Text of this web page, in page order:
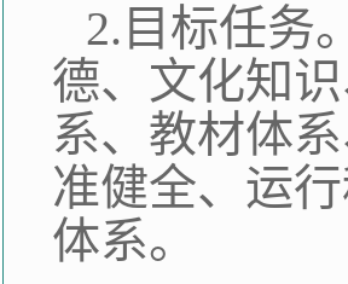
2.目标任务
德、文化知
系、教材体
准健全、运
体系。